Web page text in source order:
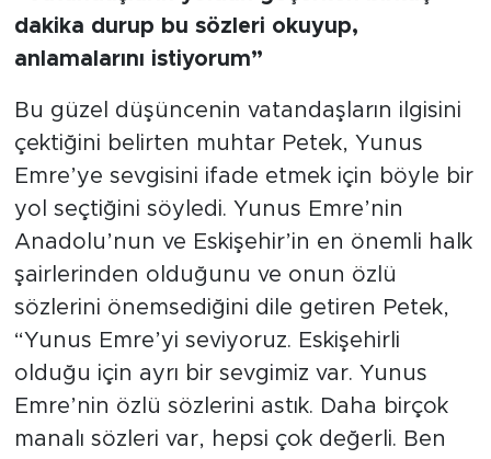
dakika durup bu sözleri okuyup,
anlamalarını istiyorum”
Bu güzel düşüncenin vatandaşların ilgisini
çektiğini belirten muhtar Petek, Yunus
Emre’ye sevgisini ifade etmek için böyle bir
yol seçtiğini söyledi. Yunus Emre’nin
Anadolu’nun ve Eskişehir’in en önemli halk
şairlerinden olduğunu ve onun özlü
sözlerini önemsediğini dile getiren Petek,
“Yunus Emre’yi seviyoruz. Eskişehirli
olduğu için ayrı bir sevgimiz var. Yunus
Emre’nin özlü sözlerini astık. Daha birçok
manalı sözleri var, hepsi çok değerli. Ben